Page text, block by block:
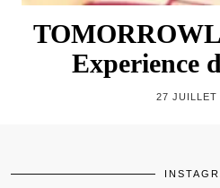
Experience
27 JUILLET